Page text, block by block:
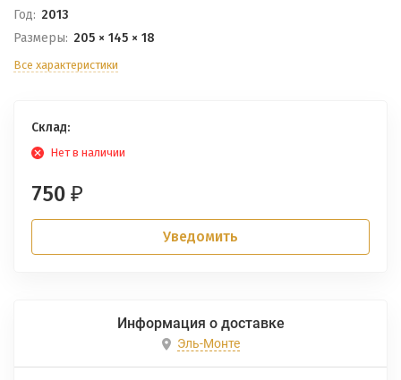
Год: 2013
Размеры: 205 × 145 × 18
Все характеристики
Склад:
Нет в наличии
750 ₽
Уведомить
Информация о доставке
Эль-Монте